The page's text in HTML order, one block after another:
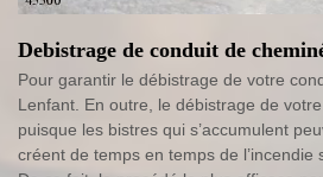
Debistrage de conduit de
Pour garantir le débistrage de votre
Lenfant. En outre, le débistrage de
puisque les bistres qui s’accumulent
créent de temps en temps de l’incendie